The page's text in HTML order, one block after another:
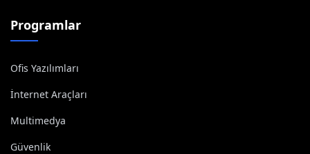
Programlar
Ofis Yazılımları
İnternet Araçları
Multimedya
Güvenlik